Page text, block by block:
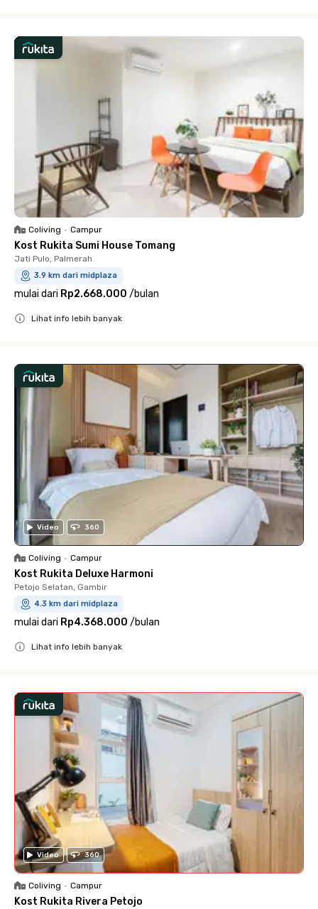
Coliving • Campur
Kost Rukita Sumi House Tomang
Jati Pulo, Palmerah
3.9 km dari midplaza
mulai dari Rp2.668.000 /bulan
Lihat info lebih banyak
Video 360
Coliving • Campur
Kost Rukita Deluxe Harmoni
Petojo Selatan, Gambir
4.3 km dari midplaza
mulai dari Rp4.368.000 /bulan
Lihat info lebih banyak
Video 360
Coliving • Campur
Kost Rukita Rivera Petojo